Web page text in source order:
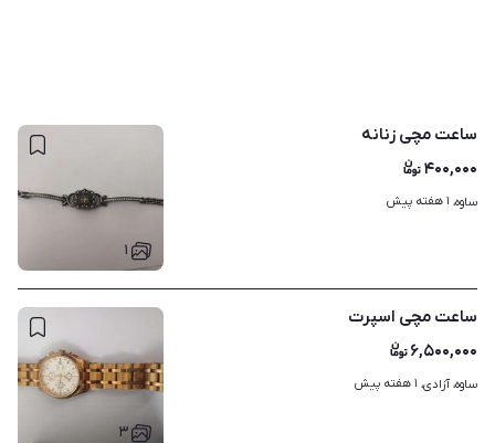
۱
ساعت مچی زنانه
۴۰۰,۰۰۰
ساوه، ۱ هفته پیش
۳
ساعت مچی اسپرت
۶,۵۰۰,۰۰۰
ساوه، آزادی، ۱ هفته پیش